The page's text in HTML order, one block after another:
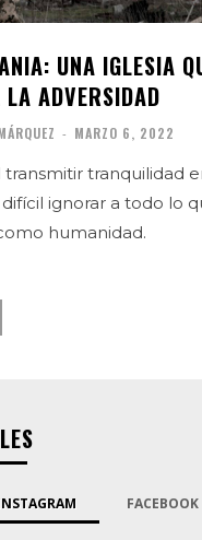
UNA IGLESIA
ADVERSIDAD
- MARZO 6, 2022
transmitir tranquilidad
ignorar a todo lo
humanidad.
FACEBOOK